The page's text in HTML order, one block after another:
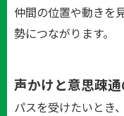
仲間の位置や動きを
勢につながります。
声かけと意思疎
パスを受けたいとき